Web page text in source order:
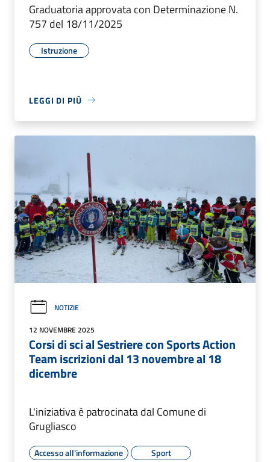
Graduatoria approvata con Determinazione N.
757 del 18/11/2025
Istruzione
LEGGI DI PIÙ
NOTIZIE
12 NOVEMBRE 2025
Corsi di sci al Sestriere con Sports Action
Team iscrizioni dal 13 novembre al 18
dicembre
L'iniziativa è patrocinata dal Comune di
Grugliasco
Accesso all'informazione Sport